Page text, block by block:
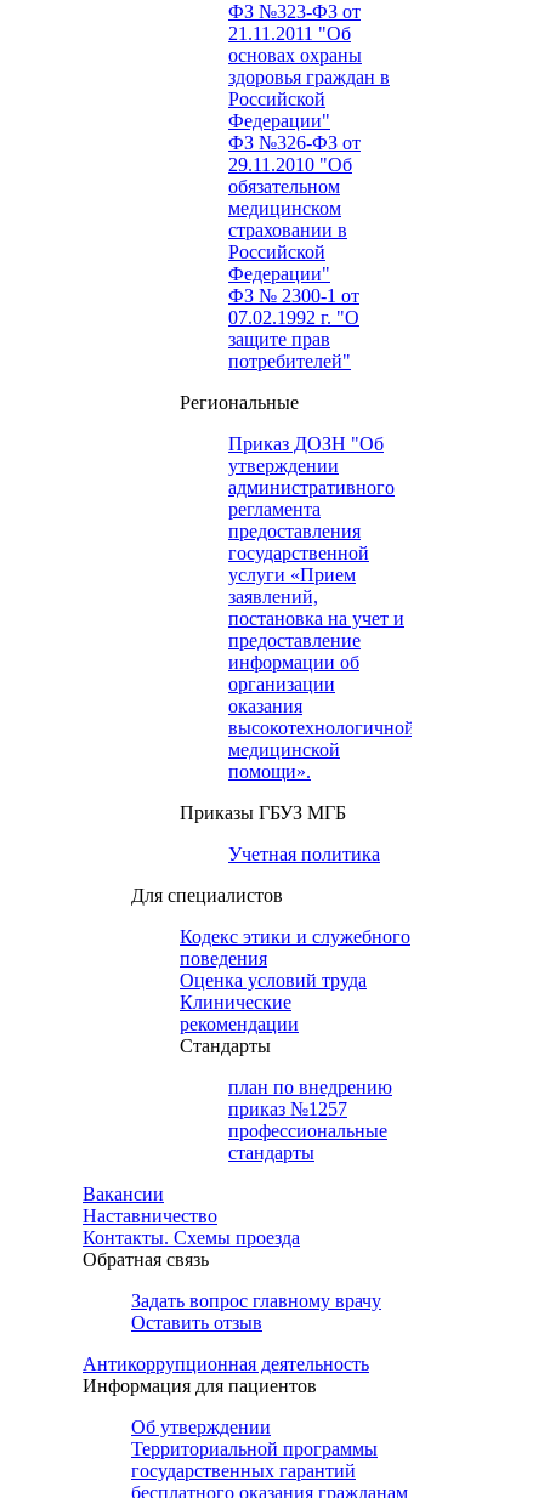
ФЗ №323-ФЗ от
21.11.2011 "Об
основах охраны
здоровья граждан в
Российской
Федерации"
ФЗ №326-ФЗ от
29.11.2010 "Об
обязательном
медицинском
страховании в
Российской
Федерации"
ФЗ № 2300-1 от
07.02.1992 г. "О
защите прав
потребителей"
Региональные
Приказ ДОЗН "Об
утверждении
административного
регламента
предоставления
государственной
услуги «Прием
заявлений,
постановка на учет и
предоставление
информации об
организации
оказания
высокотехнологичной
медицинской
помощи».
Приказы ГБУЗ МГБ
Учетная политика
Для специалистов
Кодекс этики и служебного
поведения
Оценка условий труда
Клинические
рекомендации
Cтандарты
план по внедрению
приказ №1257
профессиональные
стандарты
Вакансии
Наставничество
Контакты. Схемы проезда
Обратная связь
Задать вопрос главному врачу
Оставить отзыв
Антикоррупционная деятельность
Информация для пациентов
Об утверждении
Территориальной программы
государственных гарантий
бесплатного оказания гражданам